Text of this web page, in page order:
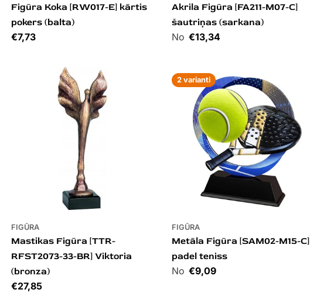
Figūra Koka [RW017-E] kārtis
pokers (balta)
Cena
€7,73
Akrila Figūra [FA211-M07-C]
šautriņas (sarkana)
Cena€13,34
FIGŪRA
Mastikas Figūra [TTR-
RFST2073-33-BR] Viktoria
(bronza)
Cena
€27,85
2 varianti
FIGŪRA
Metāla Figūra [SAM02-M15-C]
padel teniss
Cena€9,09